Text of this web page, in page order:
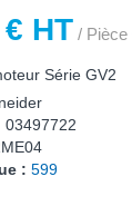
HT / Pièce
Série GV2
03497722
: 599